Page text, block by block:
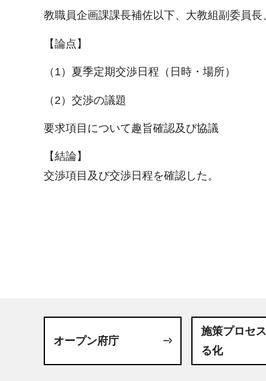
教職員企画課課長補佐以下、大教組副委員
【論点】
（1）夏季定期交渉日程（日時・場所）
（2）交渉の議題
要求項目について趣旨確認及び協議
【結論】
交渉項目及び交渉日程を確認した。
オープン府庁
施策プロセ
る化